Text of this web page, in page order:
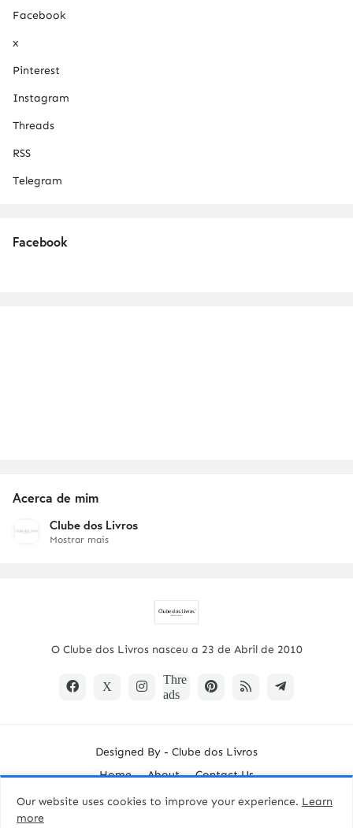
Facebook
x
Pinterest
Instagram
Threads
RSS
Telegram
Facebook
Acerca de mim
Clube dos Livros
Mostrar mais
O Clube dos Livros nasceu a 23 de Abril de 2010
Designed By - Clube dos Livros
Home
About Contact Us
Our website uses cookies to improve your experience. Learn
more